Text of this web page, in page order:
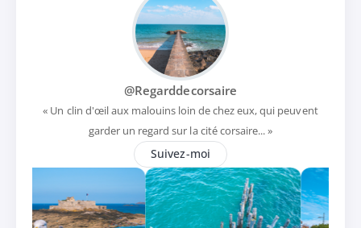
@Regarddecorsaire
« Un clin d'œil aux malouins loin de chez eux, qui peuvent
garder un regard sur la cité corsaire... »
Suivez-moi